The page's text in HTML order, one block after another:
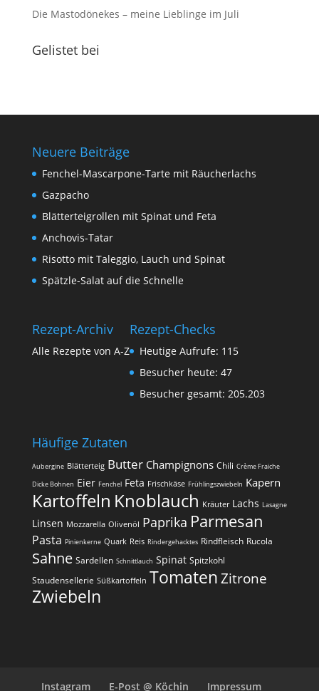
Die Mastodönekes – meine Lieblinge im Juli
Gelistet bei
Neuere Beiträge
Fenchel-Mascarpone-Tarte mit Räucherlachs
Gazpacho
Blätterteigrollen mit Spinat und Feta
Anchovis-Tatar
Risotto mit Taleggio, Lauch und Spinat
Spätzle-Salat auf die Schnelle
Rezept-Archiv
Alle Rezepte von A-Z
Rezept-Checks
Heutige Aufrufe: 115
Besucher heute: 47
Besucher gesamt: 205.203
Häufige Zutaten
Aubergine Blätterteig Butter Champignons Chili Crème Fraiche
Dicke Bohnen Eier Fenchel Feta Frischkäse Frühlingszwiebeln Kapern
Kartoffeln Knoblauch Kräuter Lachs Lasagne
Linsen Mozzarella Olivenöl Paprika Parmesan
Pasta Pinienkerne Quark Reis Rindergehacktes Rindfleisch Rucola
Sahne Sardellen Schnittlauch Spinat Spitzkohl
Staudensellerie Süßkartoffeln Tomaten Zitrone
Zwiebeln
Instagram E-Post @ Köchin Impressum